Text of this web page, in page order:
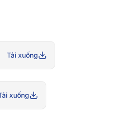
Tải xuống
xuống